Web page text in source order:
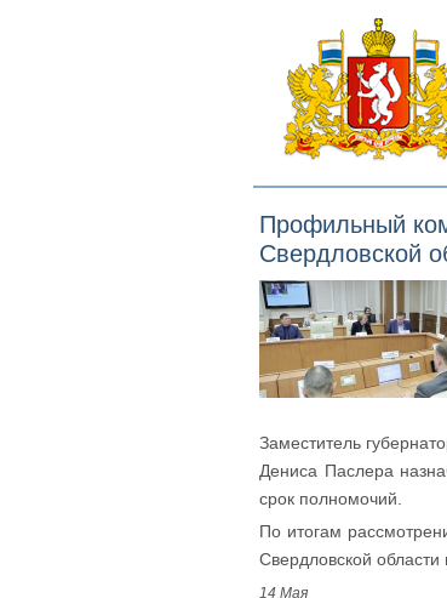
Профильный
Свердловской
Заместитель
Дениса Паслера
срок полномочий.
По итогам
Свердловской области
14 Мая